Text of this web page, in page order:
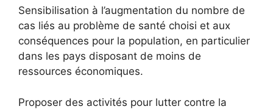
Sensibilisation à l’augmentation du nombre de
cas liés au problème de santé choisi et aux
conséquences pour la population, en particulier
dans les pays disposant de moins de
ressources économiques.
Proposer des activités pour lutter contre la